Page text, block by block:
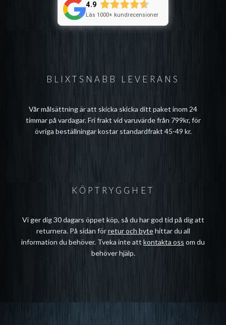
BLIXTSNABB LEVERANS
Vår målsättning är att skicka skicka ditt paket inom 24
timmar på vardagar. Fri frakt vid varuvärde från 799kr, för
övriga beställningar kostar standardfrakt 45-49 kr.
4.9
Läs 1000+ kundrecensioner
KÖPTRYGGHET
Vi ger dig 30 dagars öppet köp, så du har god tid på dig att
returnera. På sidan förretur och bytehittar du all
information du behöver. Tveka inte att kontakta oss om du
behöver hjälp.